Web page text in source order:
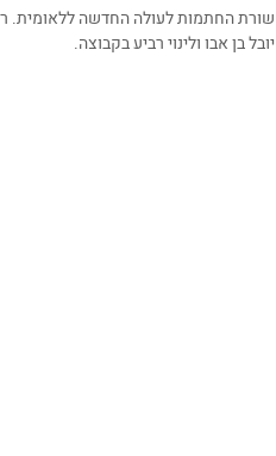
שורת החתמות לעולה החדשה ללאומית.
יובל בן אבו ולינוי רביע בקבוצה.